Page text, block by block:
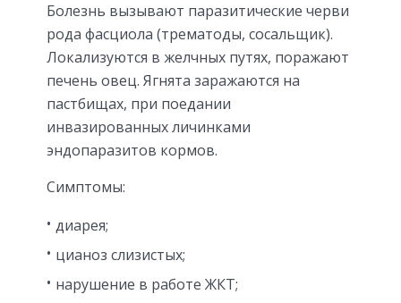
Болезнь вызывают паразитические черви
рода фасциола (трематоды, сосальщик).
Локализуются в желчных путях, поражают
печень овец. Ягнята заражаются на
пастбищах, при поедании
инвазированных личинками
эндопаразитов кормов.
Симптомы:
диарея;
цианоз слизистых;
нарушение в работе ЖКТ;